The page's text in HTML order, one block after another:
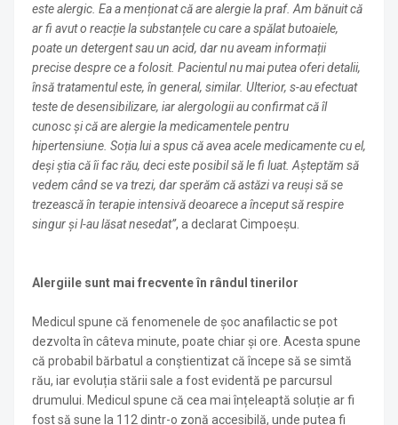
este alergic. Ea a menționat că are alergie la praf. Am bănuit că
ar fi avut o reacție la substanțele cu care a spălat butoaiele,
poate un detergent sau un acid, dar nu aveam informații
precise despre ce a folosit. Pacientul nu mai putea oferi detalii,
însă tratamentul este, în general, similar. Ulterior, s-au efectuat
teste de desensibilizare, iar alergologii au confirmat că îl
cunosc și că are alergie la medicamentele pentru
hipertensiune. Soția lui a spus că avea acele medicamente cu el,
deși știa că îi fac rău, deci este posibil să le fi luat. Așteptăm să
vedem când se va trezi, dar sperăm că astăzi va reuși să se
trezească în terapie intensivă deoarece a început să respire
singur și l-au lăsat nesedat”, a declarat Cimpoeșu.
Alergiile sunt mai frecvente în rândul tinerilor
Medicul spune că fenomenele de șoc anafilactic se pot
dezvolta în câteva minute, poate chiar și ore. Acesta spune
că probabil bărbatul a conștientizat că începe să se simtă
rău, iar evoluția stării sale a fost evidentă pe parcursul
drumului. Medicul spune că cea mai înțeleaptă soluție ar fi
fost să sune la 112 dintr-o zonă accesibilă, unde putea fi